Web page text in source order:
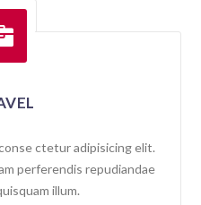
ctetur adipisicing elit.
perferendis repudiandae
illum.